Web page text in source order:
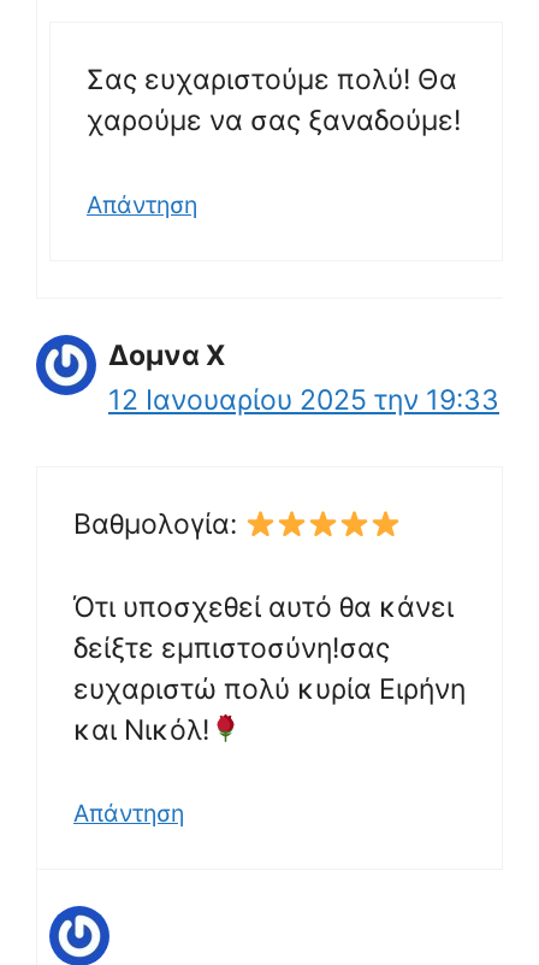
Σας ευχαριστούμε πολύ! Θα
χαρούμε να σας ξαναδούμε!
Απάντηση
Δομνα Χ
12 Ιανουαρίου 2025 την 19:33
Βαθμολογία:
Ότι υποσχεθεί αυτό θα κάνει
δείξτε εμπιστοσύνη!σας
ευχαριστώ πολύ κυρία Ειρήνη
και Νικόλ!
Απάντηση